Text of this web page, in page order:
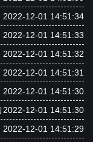
2022-12-01 14:51:34
2022-12-01 14:51:33
2022-12-01 14:51:32
2022-12-01 14:51:31
2022-12-01 14:51:30
2022-12-01 14:51:30
2022-12-01 14:51:29